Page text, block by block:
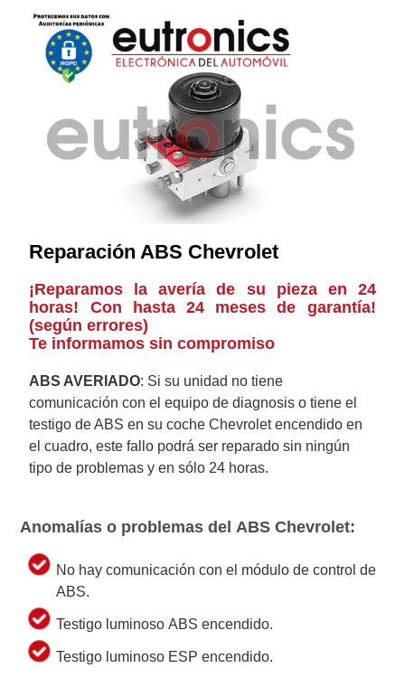
Reparación ABS Chevrolet
¡Reparamos la avería de su pieza en 24
horas! Con hasta 24 meses de garantía!
(según errores)
Te informamos sin compromiso
ABS AVERIADO: Si su unidad no tiene
comunicación con el equipo de diagnosis o tiene el
testigo de ABS en su coche Chevrolet encendido en
el cuadro, este fallo podrá ser reparado sin ningún
tipo de problemas y en sólo 24 horas.
Anomalías o problemas del ABS Chevrolet:
No hay comunicación con el módulo de control de
ABS.
Testigo luminoso ABS encendido.
Testigo luminoso ESP encendido.